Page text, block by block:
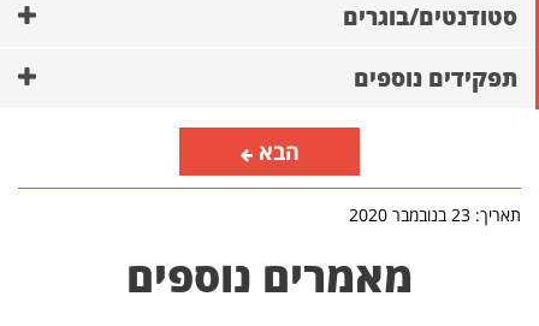
סטודנטים/בוגרים
תפקידים נוספים
הבא
תאריך: 23 בנובמבר 2020
מאמרים נוספים